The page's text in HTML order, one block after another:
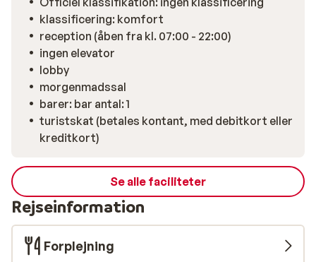
klassificering: komfort
reception (åben fra kl. 07:00 - 22:00)
ingen elevator
lobby
morgenmadssal
barer: bar antal: 1
turistskat (betales kontant, med debitkort eller
kreditkort)
Se alle faciliteter
Rejseinformation
Forplejning